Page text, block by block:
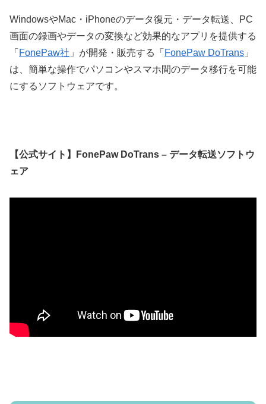
WindowsやMac・iPhoneのデータ復元・データ転送、PC
画面の録画やデータの変換など効果的なアプリを提供する
「 FonePaw社 」が開発・販売する「 FonePaw DoTrans 」
は、簡単な操作でパソコンやスマホ間のデータ移行を可能
にするソフトウェアです。
【公式サイト】FonePaw DoTrans – データ転送ソフトウ
ェア